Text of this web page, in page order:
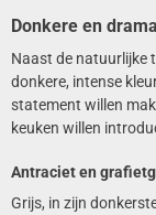
Donkere en
Naast de natuurlijke
donkere, intense
statement willen
keuken willen
Antraciet en
Grijs, in zijn